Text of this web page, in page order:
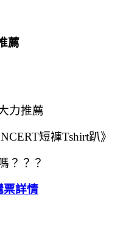
薦
力推薦
短褲Tshirt趴》
？？？
票詳情